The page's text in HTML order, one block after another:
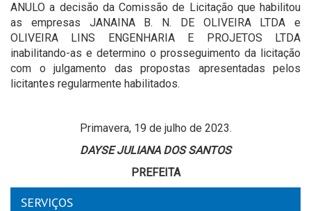
ANULO a decisão da Comissão de Licitação que habilitou
as empresas JANAINA B. N. DE OLIVEIRA LTDA e
OLIVEIRA LINS ENGENHARIA E PROJETOS LTDA
inabilitando-as e determino o prosseguimento da licitação
com o julgamento das propostas apresentadas pelos
licitantes regularmente habilitados.
Primavera, 19 de julho de 2023.
DAYSE JULIANA DOS SANTOS
PREFEITA
SERVIÇOS